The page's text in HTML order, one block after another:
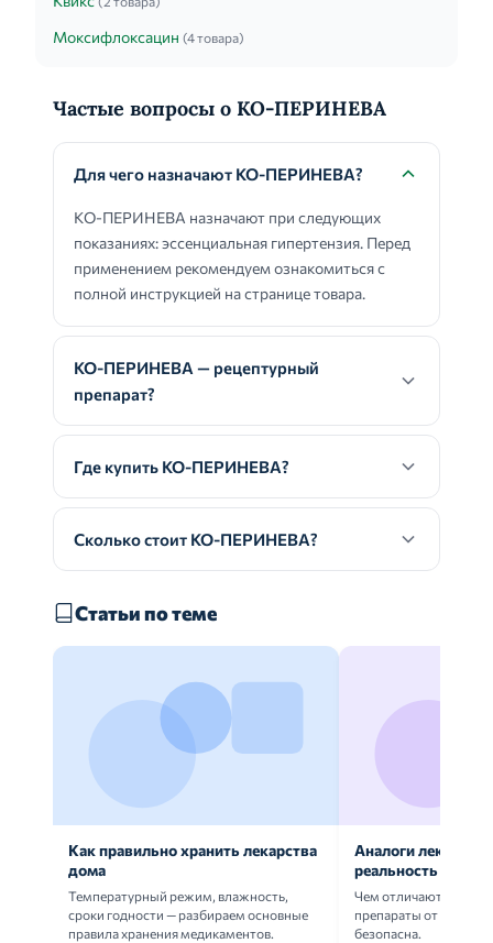
Моксифлоксацин (4 товара)
Частые вопросы о КО-ПЕРИНЕВА
Для чего назначают КО-ПЕРИНЕВА?
КО-ПЕРИНЕВА назначают при следующих
показаниях: эссенциальная гипертензия. Перед
применением рекомендуем ознакомиться с
полной инструкцией на странице товара.
КО-ПЕРИНЕВА — рецептурный
препарат?
Где купить КО-ПЕРИНЕВА?
Сколько стоит КО-ПЕРИНЕВА?
Статьи по теме
Как правильно хранить лекарства
дома
Температурный режим, влажность,
сроки годности — разбираем основные
правила хранения медикаментов.
Аналоги
реальность
Чем отличаются
препараты от
безопасна.